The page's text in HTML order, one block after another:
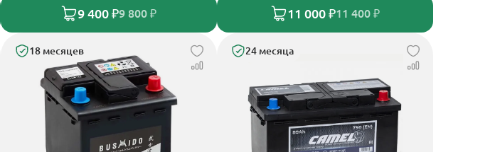
9 400 ₽9 800 ₽ 11 000 ₽11 400 ₽
18 месяцев 24 месяца